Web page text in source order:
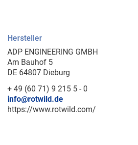
Hersteller
ADP ENGINEERING GMBH
Am Bauhof 5
DE 64807 Dieburg
+ 49 (60 71) 9 215 5 - 0
info@rotwild.de
https://www.rotwild.com/